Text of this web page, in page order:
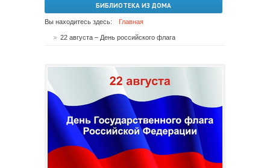
БИБЛИОТЕКА ИЗ ДОМА
Вы находитесь здесь: Главная
22 августа – День российского флага